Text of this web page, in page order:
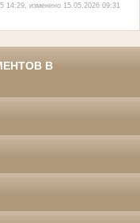
14:29, изменено 15.05.2026 09:31
В